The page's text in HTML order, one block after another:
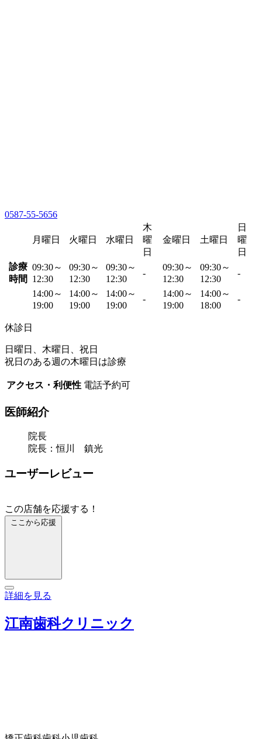
0587-55-5656
月曜日 火曜日 水曜日
木
曜
日
金曜日 土曜日
日
曜
日
診療
時間
09:30～
12:30
09:30～
12:30
09:30～
12:30
-
09:30～
12:30
09:30～
12:30
-
14:00～
19:00
14:00～
19:00
14:00～
19:00
-
14:00～
19:00
14:00～
18:00
-
休診日
日曜日、木曜日、祝日
祝日のある週の木曜日は診療
アクセス・利便性 電話予約可
医師紹介
院長
院長：恒川 鎮光
ユーザーレビュー
この店舗を応援する！
ここから応援
詳細を見る
江南歯科クリニック